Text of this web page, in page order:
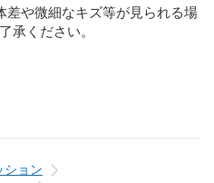
や微細なキズ等が見られる場
承ください。
ション